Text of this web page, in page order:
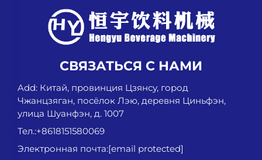
СВЯЗАТЬСЯ С НАМИ
Add: Китай, провинция Цзянсу, город
Чжанцзяган, посёлок Лэю, деревня Циньфэн,
улица Шуанфэн, д. 1007
Тел.:+8618151580069
Электронная почта:[email protected]